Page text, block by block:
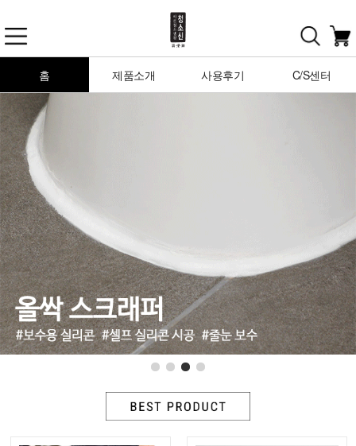
홈 제품소개 사용후기 C/S센터